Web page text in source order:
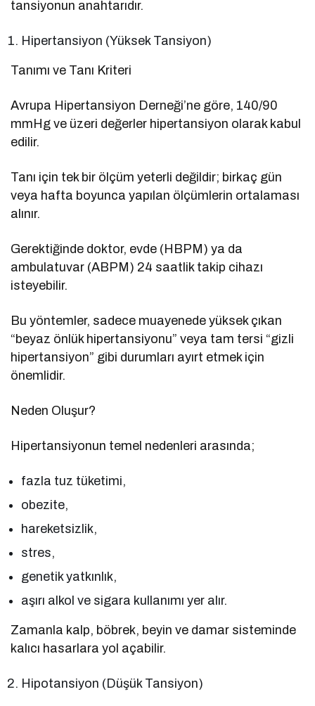
tansiyonun anahtarıdır.
Hipertansiyon (Yüksek Tansiyon)
Tanımı ve Tanı Kriteri
Avrupa Hipertansiyon Derneği’ne göre, 140/90
mmHg ve üzeri değerler hipertansiyon olarak kabul
edilir.
Tanı için tek bir ölçüm yeterli değildir; birkaç gün
veya hafta boyunca yapılan ölçümlerin ortalaması
alınır.
Gerektiğinde doktor, evde (HBPM) ya da
ambulatuvar (ABPM) 24 saatlik takip cihazı
isteyebilir.
Bu yöntemler, sadece muayenede yüksek çıkan
“beyaz önlük hipertansiyonu” veya tam tersi “gizli
hipertansiyon” gibi durumları ayırt etmek için
önemlidir.
Neden Oluşur?
Hipertansiyonun temel nedenleri arasında;
fazla tuz tüketimi,
obezite,
hareketsizlik,
stres,
genetik yatkınlık,
aşırı alkol ve sigara kullanımı yer alır.
Zamanla kalp, böbrek, beyin ve damar sisteminde
kalıcı hasarlara yol açabilir.
Hipotansiyon (Düşük Tansiyon)